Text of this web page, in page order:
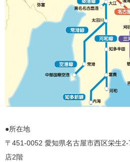
●所在地
〒451-0052 愛知県名古屋市西区栄生
店2階